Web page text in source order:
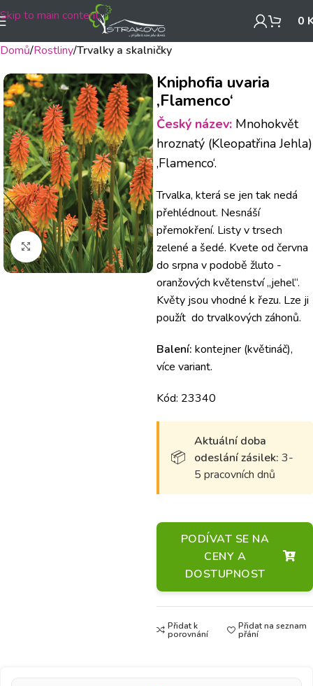
Skip to main content 0
Domů Rostliny Trvalky a skalničky
Klikněte pro zvětšení
Kniphofia uvaria
‚Flamenco‘
Český název: Mnohokvět
hroznatý (Kleopatřina Jehla)
‚Flamenco‘.
Trvalka, která se jen tak nedá
přehlédnout. Nesnáší
přemokření. Listy v trsech
zelené a šedé. Kvete od června
do srpna v podobě žluto -
oranžových květenství „jehel“.
Květy jsou vhodné k řezu. Lze ji
použít do trvalkových záhonů.
Balení: kontejner (květináč),
více variant.
Kód: 23340
Aktuální doba
odeslání zásilek: 3-
5 pracovních dnů
PODÍVAT SE NA
CENY A
DOSTUPNOST
Přidat k
porovnání
Přidat na seznam
přání